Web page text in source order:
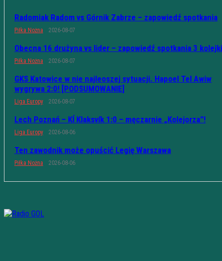
Radomiak Radom vs Górnik Zabrze – zapowiedź spotkania
Piłka Nożna 2026-08-07
Obecna 16 drużyna vs lider – zapowiedź spotkania 3 kolejki
Piłka Nożna 2026-08-07
GKS Katowice w nie najleoszej sytuacji. Hapoel Tel Awiw
wygrywa 2:0! [PODSUMOWANIE]
Liga Europy 2026-08-07
Lech Poznań – KÍ Klaksvík 1:0 – męczarnie „Kolejorza”!
Liga Europy 2026-08-06
Ten zawodnik może opuścić Legię Warszawa
Piłka Nożna 2026-08-06